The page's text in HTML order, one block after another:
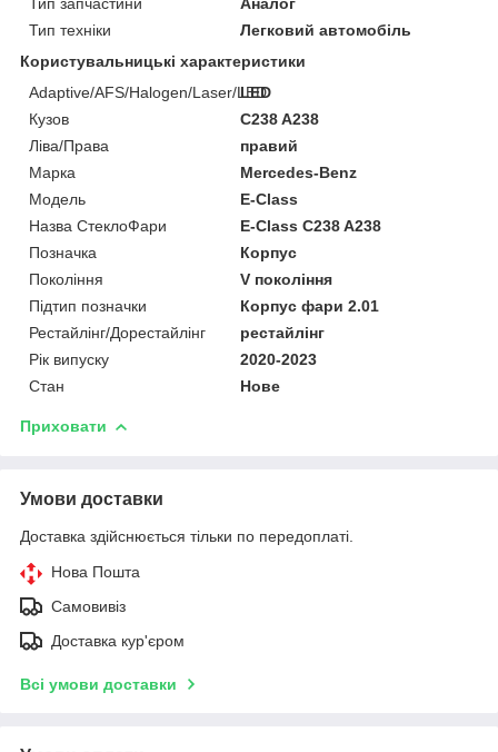
Тип техніки
Легковий автомобіль
Користувальницькі характеристики
Adaptive/AFS/Halogen/Laser/LED
LED
Кузов
C238 A238
Ліва/Права
правий
Марка
Mercedes-Benz
Мoдель
E-Class
Назва СтеклоФари
E-Class C238 A238
Позначка
Корпус
Покоління
V покоління
Підтип позначки
Корпус фари 2.01
Рестайлінг/Дорестайлінг
рестайлінг
Рік випуску
2020-2023
Стан
Нове
Приховати
Умови доставки
Доставка здійснюється тільки по передоплаті.
Нова Пошта
Самовивіз
Доставка кур'єром
Всі умови доставки